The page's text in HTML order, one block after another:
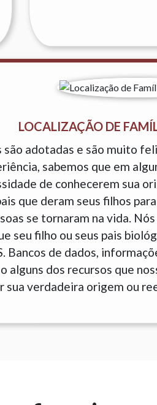
LOCALIZAÇÃO DE
adotadas e são muito
sabemos que em
de conhecerem sua
que deram seus filhos
se tornaram na vida.
seu filho ou seus pais
Bancos de dados,
alguns dos recursos que
sua verdadeira origem ou